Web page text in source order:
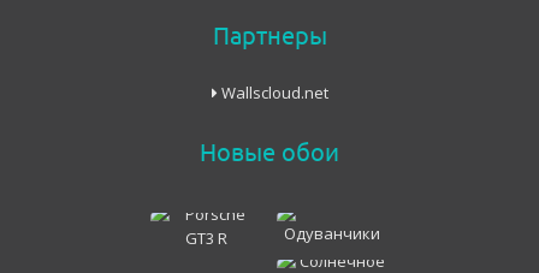
Партнеры
Wallscloud.net
Новые обои